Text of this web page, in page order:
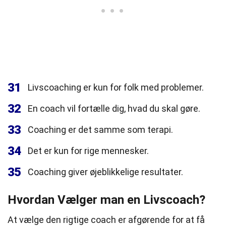
31 Livscoaching er kun for folk med problemer.
32 En coach vil fortælle dig, hvad du skal gøre.
33 Coaching er det samme som terapi.
34 Det er kun for rige mennesker.
35 Coaching giver øjeblikkelige resultater.
Hvordan Vælger man en Livscoach?
At vælge den rigtige coach er afgørende for at få